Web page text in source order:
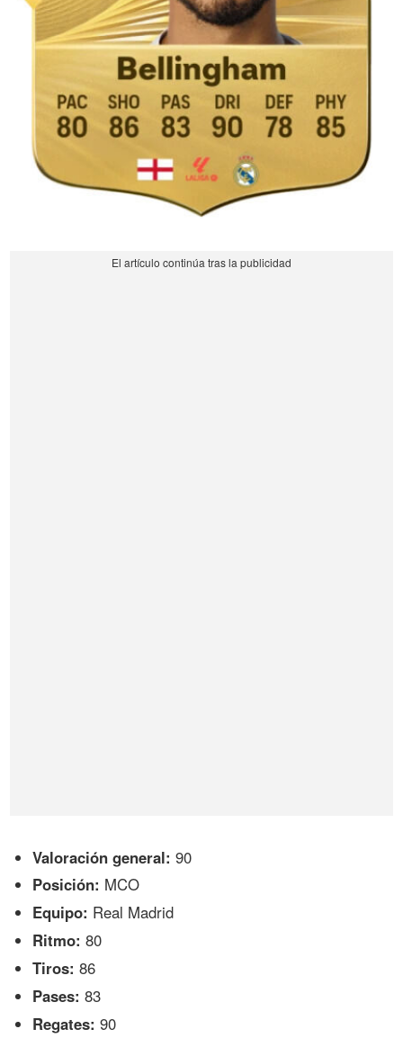
Valoración general: 90
Posición: MCO
Equipo: Real Madrid
Ritmo: 80
Tiros: 86
Pases: 83
Regates: 90